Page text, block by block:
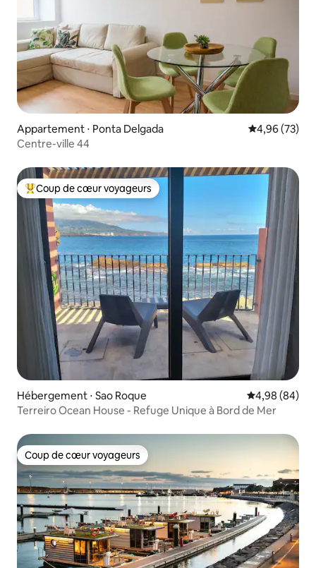
Appartement ⋅ Ponta Delgada Évaluation
4,96 (73)
Centre-ville 44
Coups de cœur voyageurs les plus appréciés
Coup de cœur voyageurs
Hébergement ⋅ Sao Roque Évaluation
4,98 (84)
Terreiro Ocean House - Refuge Unique à Bord de Mer
Coup de cœur voyageurs
Coup de cœur voyageurs